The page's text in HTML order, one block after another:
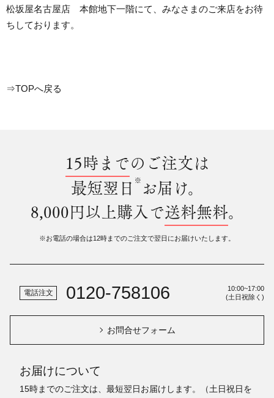
松坂屋名古屋店 本館地下一階にて、みなさまのご来店をお待
ちしております。
⇒TOPへ戻る
15時までのご注文は
最短翌日 ※ お届け。
8,000円以上購入で送料無料。
※お電話の場合は12時までのご注文で翌日にお届けいたします。
電話注文 0120-758106
10:00~17:00
(土日祝除く)
お問合せフォーム
お届けについて
15時までのご注文は、最短翌日お届けします。（土日祝日を